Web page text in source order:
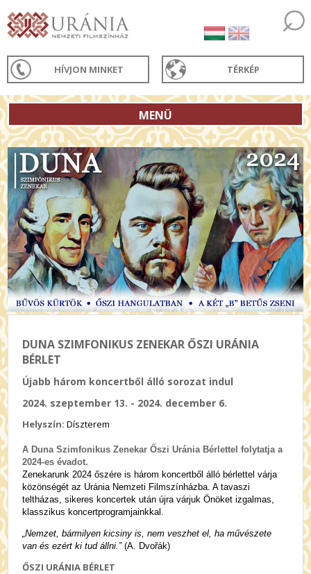
HÍVJON MINKET TÉRKÉP
MENÜ
DUNA SZIMFONIKUS ZENEKAR ŐSZI URÁNIA
BÉRLET
Újabb három koncertből álló sorozat indul
2024. szeptember 13. - 2024. december 6.
Helyszín:Díszterem
A Duna Szimfonikus Zenekar Őszi Uránia Bérlettel folytatja a
2024-es évadot.
Zenekarunk 2024 őszére is három koncertből álló bérlettel várja
közönségét az Uránia Nemzeti Filmszínházba. A tavaszi
teltházas, sikeres koncertek után újra várjuk Önöket izgalmas,
klasszikus koncertprogramjainkkal.
„Nemzet, bármilyen kicsiny is, nem veszhet el, ha művészete
van és ezért ki tud állni.”(A. Dvořák)
ŐSZI URÁNIA BÉRLET